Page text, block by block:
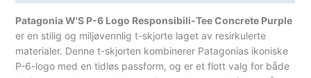
Patagonia W'S P-6 Logo Responsibili-Tee Concrete Purple
er en stilig og miljøvennlig t-skjorte laget av resirkulerte
materialer. Denne t-skjorten kombinerer Patagonias ikoniske
P-6-logo med en tidløs passform, og er et flott valg for både